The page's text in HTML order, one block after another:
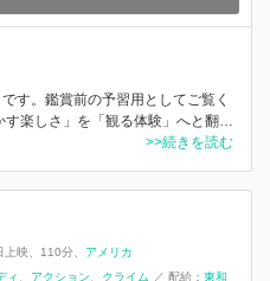
す。鑑賞前の予習用としてご覧く
楽しさ」を「観る体験」へと翻…
>>続きを読む
上映 110分
アメリカ
ィ アクション クライム ／ 配給： 東和